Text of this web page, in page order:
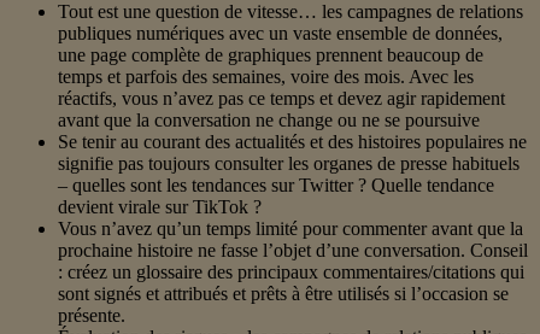
Tout est une question de vitesse… les campagnes de relations
publiques numériques avec un vaste ensemble de données,
une page complète de graphiques prennent beaucoup de
temps et parfois des semaines, voire des mois. Avec les
réactifs, vous n’avez pas ce temps et devez agir rapidement
avant que la conversation ne change ou ne se poursuive
Se tenir au courant des actualités et des histoires populaires ne
signifie pas toujours consulter les organes de presse habituels
– quelles sont les tendances sur Twitter ? Quelle tendance
devient virale sur TikTok ?
Vous n’avez qu’un temps limité pour commenter avant que la
prochaine histoire ne fasse l’objet d’une conversation. Conseil
: créez un glossaire des principaux commentaires/citations qui
sont signés et attribués et prêts à être utilisés si l’occasion se
présente.